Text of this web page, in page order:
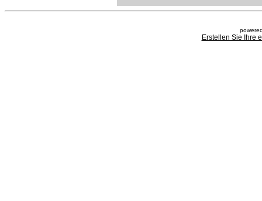
Erstellen Sie Ihre